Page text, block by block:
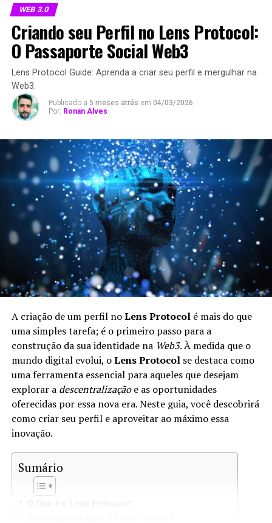
WEB 3.0
Criando seu Perfil no Lens Protocol:
O Passaporte Social Web3
Lens Protocol Guide: Aprenda a criar seu perfil e mergulhar na
Web3.
Publicado a 5 meses atrás em 04/03/2026
Por: Ronan Alves
A criação de um perfil noLens Protocolé mais do que
uma simples tarefa; é o primeiro passo para a
construção da sua identidade na Web3. À medida que o
mundo digital evolui, oLens Protocolse destaca como
uma ferramenta essencial para aqueles que desejam
explorar a descentralizaçãoe as oportunidades
oferecidas por essa nova era. Neste guia, você descobrirá
como criar seu perfil e aproveitar ao máximo essa
inovação.
Sumário